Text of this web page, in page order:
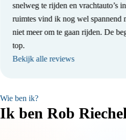
snelweg te rijden en vrachtauto’s
ruimtes vind ik nog wel spannend
niet meer om te gaan rijden. De
top.
Bekijk alle reviews
Wie ben ik?
Ik ben Rob